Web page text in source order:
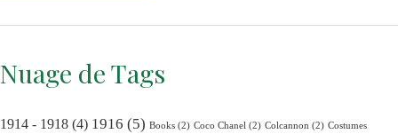
Nuage de Tags
1914 - 1918 (4) 1916 (5) Books (2) Coco Chanel (2) Colcannon (2) Costumes